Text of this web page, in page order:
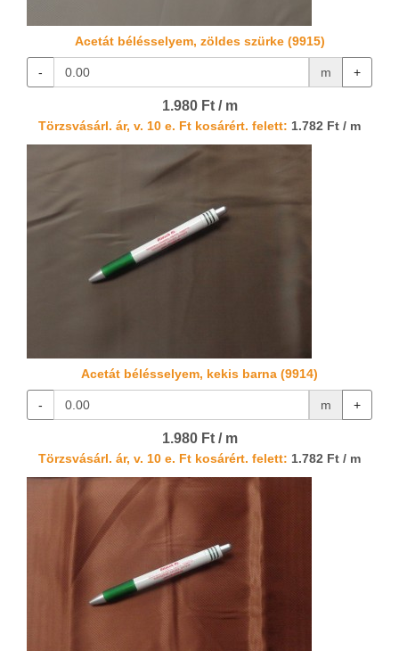
Acetát bélésselyem, zöldes szürke (9915)
- m +
1.980 Ft / m
Törzsvásárl. ár, v. 10 e. Ft kosárért. felett: 1.782 Ft / m
Acetát bélésselyem, kekis barna (9914)
- m +
1.980 Ft / m
Törzsvásárl. ár, v. 10 e. Ft kosárért. felett: 1.782 Ft / m